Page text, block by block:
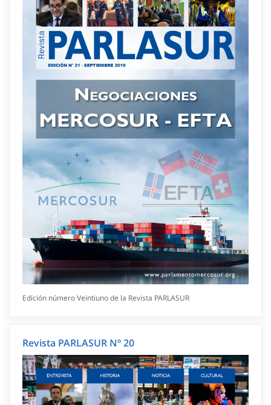
Edición número Veintiuno de la Revista PARLASUR
Revista PARLASUR Nº 20